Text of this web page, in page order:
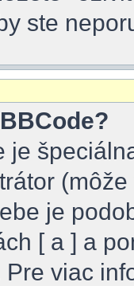
ste
je
je
[ a ] a
Pre viac